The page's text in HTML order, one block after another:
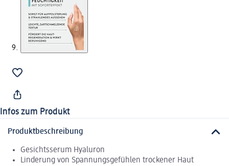
Infos zum Produkt
Produktbeschreibung
Gesichtsserum Hyaluron
Linderung von Spannungsgefühlen trockener Haut